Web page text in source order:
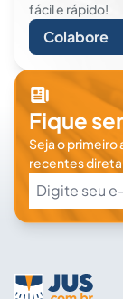
fácil e rápido!
Colabore
Fique
Seja o primeiro
recentes